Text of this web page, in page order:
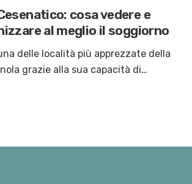
cosa vedere e
al meglio il soggiorno
delle località più apprezzate della
grazie alla sua capacità di…